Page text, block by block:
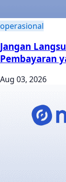
operasional
Jangan
Pembayaran
Aug 03, 2026